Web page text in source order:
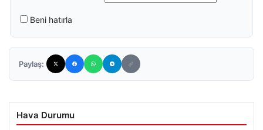
Beni hatırla
Paylaş:
Hava Durumu